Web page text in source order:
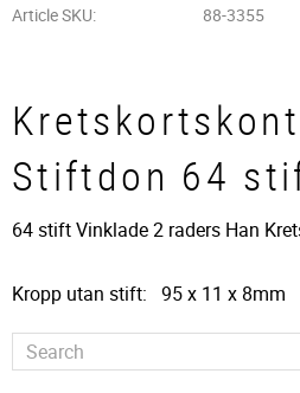
Article SKU
88-3355
Stiftdon 64
64 stift Vinklade 2 raders Han
Kropp utan stift: 95 x 11 x 8mm